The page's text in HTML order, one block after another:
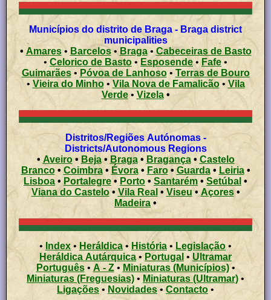
Municípios do distrito de Braga - Braga district
municipalities
• Amares• Barcelos• Braga•Cabeceiras de Basto
•
Celorico de Basto • Esposende • Fafe •
Guimarães• Póvoa de Lanhoso•
Terras de Bouro
• Vieira do Minho• Vila Nova de Famalicão• Vila
Verde•Vizela•
Distritos/Regiões Autónomas -
Districts/Autonomous Regions
• Aveiro• Beja• Braga• Bragança• Castelo
Branco• Coimbra• Évora• Faro• Guarda• Leiria•
Lisboa •Portalegre • Porto • Santarém • Setúbal •
Viana do Castelo• Vila Real • Viseu • Açores •
Madeira •
• Index • Heráldica • História • Legislação •
Heráldica Autárquica•Portugal • Ultramar
Português• A - Z• Miniaturas (Municípios)•
Miniaturas (Freguesias)• Miniaturas (Ultramar) •
Ligações • Novidades•Contacto •